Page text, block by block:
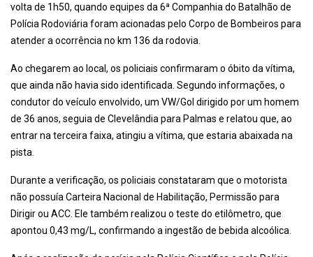
volta de 1h50, quando equipes da 6ª Companhia do Batalhão de
Polícia Rodoviária foram acionadas pelo Corpo de Bombeiros para
atender a ocorrência no km 136 da rodovia.
Ao chegarem ao local, os policiais confirmaram o óbito da vítima,
que ainda não havia sido identificada. Segundo informações, o
condutor do veículo envolvido, um VW/Gol dirigido por um homem
de 36 anos, seguia de Clevelândia para Palmas e relatou que, ao
entrar na terceira faixa, atingiu a vítima, que estaria abaixada na
pista.
Durante a verificação, os policiais constataram que o motorista
não possuía Carteira Nacional de Habilitação, Permissão para
Dirigir ou ACC. Ele também realizou o teste do etilômetro, que
apontou 0,43 mg/L, confirmando a ingestão de bebida alcoólica.